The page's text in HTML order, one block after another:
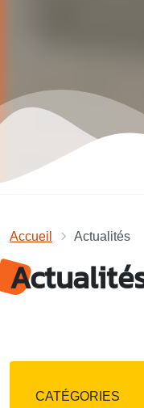
Accueil Actualités
CATÉGORIES